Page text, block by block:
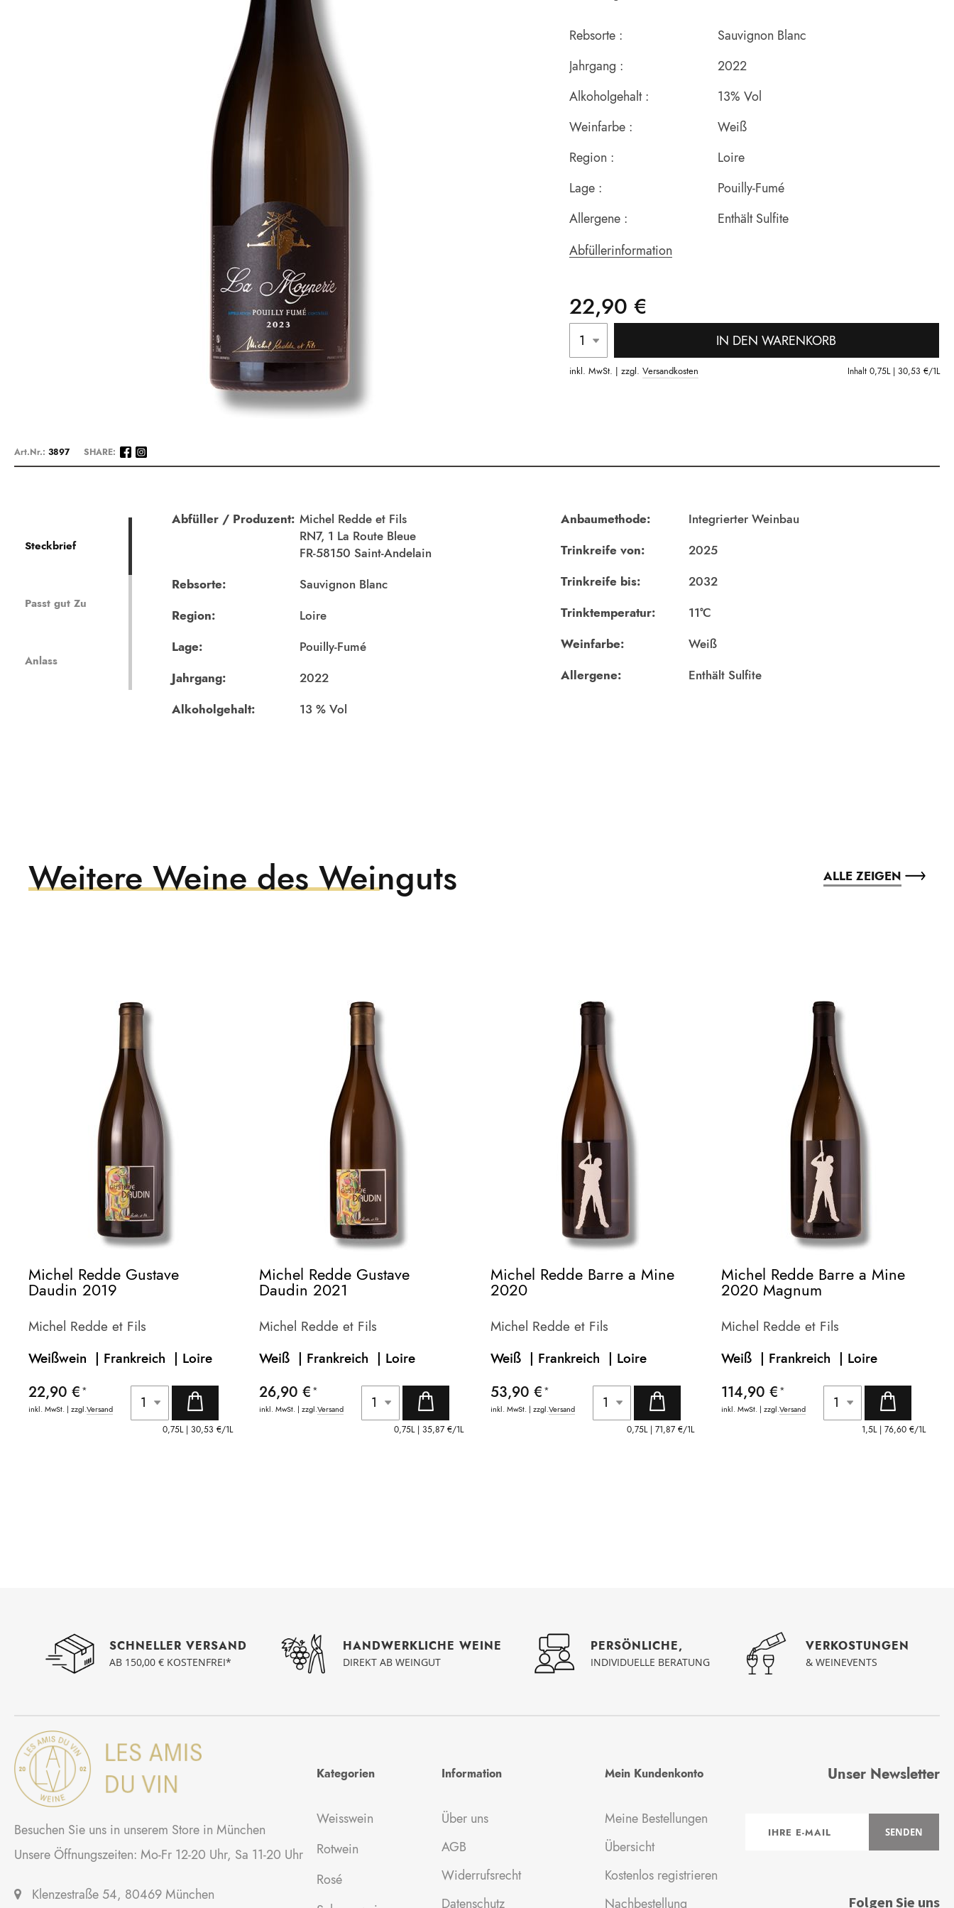
Rebsorte :
Sauvignon Blanc
Jahrgang :
2022
Alkoholgehalt :
13% Vol
Weinfarbe :
Weiß
Region :
Loire
Lage :
Pouilly-Fumé
Allergene :
Enthält Sulfite
Abfüllerinformation
22,90 €
IN DEN WARENKORB
inkl. MwSt. | zzgl.Versandkosten Inhalt 0,75L | 30,53 €/1L
Anfang
Art.Nr.: 3897 SHARE:
Steckbrief
Passt gut Zu
Anlass
Beschreibung
Abfüller / Produzent: Michel Redde et Fils
RN7, 1 La Route Bleue
FR-58150 Saint-Andelain
Rebsorte:
Sauvignon Blanc
Region:
Loire
Lage:
Pouilly-Fumé
Jahrgang:
2022
Alkoholgehalt:
13
Anbaumethode:
Integrierter Weinbau
Trinkreife von:
2025
Trinkreife bis:
2032
Trinktemperatur:
11°C
Weinfarbe:
Weiß
Allergene:
Enthält Sulfite
Weitere Weine des Weinguts ALLE ZEIGEN
Michel Redde Gustave
Daudin 2019
Michel Redde et Fils
Weißwein | Frankreich | Loire
22,90 €
inkl. MwSt. | zzgl.Versand
0,75L | 30,53 €/1L
Michel Redde Gustave
Daudin 2021
Michel Redde et Fils
Weiß | Frankreich | Loire
26,90 €
inkl. MwSt. | zzgl.Versand
0,75L | 35,87 €/1L
Michel Redde Barre a Mine
2020
Michel Redde et Fils
Weiß | Frankreich | Loire
53,90 €
inkl. MwSt. | zzgl.Versand
0,75L |71,87 €/1L
Michel Redde Barre a Mine
2020 Magnum
Michel Redde et Fils
Weiß | Frankreich | Loire
114,90 €
inkl. MwSt. | zzgl.Versand
1,5L | 76,60 €/1L
SCHNELLER VERSAND
AB 150,00 € KOSTENFREI*
HANDWERKLICHE WEINE
DIREKT AB WEINGUT
PERSÖNLICHE,
INDIVIDUELLE BERATUNG
VERKOSTUNGEN
& WEINEVENTS
Besuchen Sie uns in unserem Store in München
Unsere Öffnungszeiten: Mo-Fr 12-20 Uhr, Sa 11-20 Uhr
Klenzestraße 54, 80469 München
Kategorien
Weisswein
Rotwein
Rosé
Information
Über uns
AGB
Widerrufsrecht
Datenschutz
Mein Kundenkonto
Meine Bestellungen
Übersicht
Kostenlos registrieren
Nachbestellung
Unser Newsletter
SENDEN
Folgen Sie uns